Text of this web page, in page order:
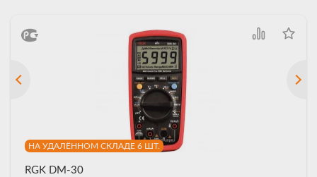
НА УДАЛЁННОМ СКЛАДЕ 6 ШТ.
RGK DM-30